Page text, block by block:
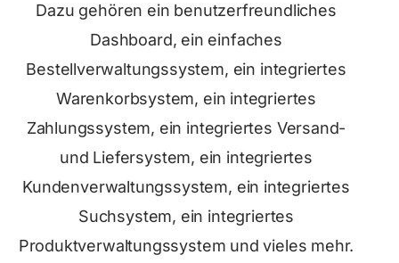
Dazu gehören ein benutzerfreundliches
Dashboard, ein einfaches
Bestellverwaltungssystem, ein integriertes
Warenkorbsystem, ein integriertes
Zahlungssystem, ein integriertes Versand-
und Liefersystem, ein integriertes
Kundenverwaltungssystem, ein integriertes
Suchsystem, ein integriertes
Produktverwaltungssystem und vieles mehr.